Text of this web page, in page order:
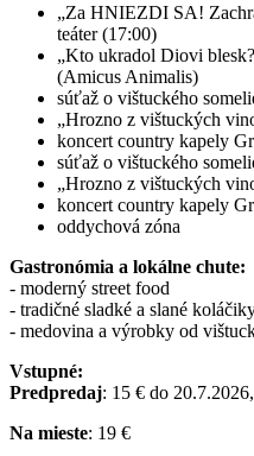
„Za HNIEZDI SA!
teáter (17:00)
„Kto ukradol Diovi
(Amicus Animalis)
súťaž o vištuckého
„Hrozno z vištuckých
koncert country kapely
súťaž o vištuckého
„Hrozno z vištuckých
koncert country kapely
oddychová zóna
Gastronómia a lokálne chute:
- moderný street food
- tradičné sladké a slané
- medovina a výrobky od
Vstupné:
Predpredaj: 15 € do
Na mieste: 19 €